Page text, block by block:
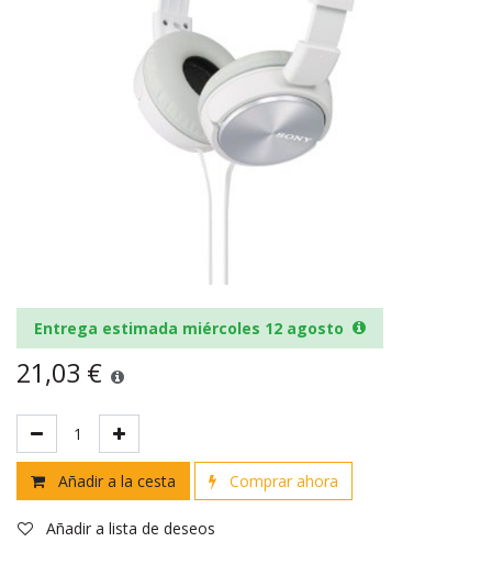
Entrega estimada miércoles 12 agosto
21,03 €
Añadir a la cesta Comprar ahora
Añadir a lista de deseos